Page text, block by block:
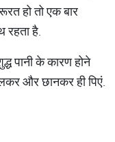
हो तो एक बार
रहता है.
पानी के कारण होने
और छानकर ही पिएं.